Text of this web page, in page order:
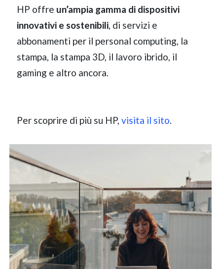
HP offre un’ampia gamma di dispositivi
innovativi e sostenibili, di servizi e
abbonamenti per il personal computing, la
stampa, la stampa 3D, il lavoro ibrido, il
gaming e altro ancora.
Per scoprire di più su HP, visita il sito.